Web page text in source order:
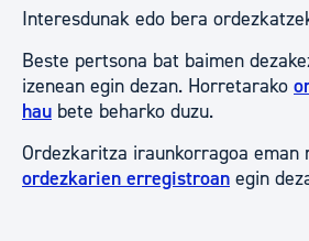
Interesdunak edo bera
Beste pertsona bat baimen
izenean egin dezan. Horretarako
hau bete beharko duzu.
Ordezkaritza iraunkorragoa eman
ordezkarien erregistroan egin